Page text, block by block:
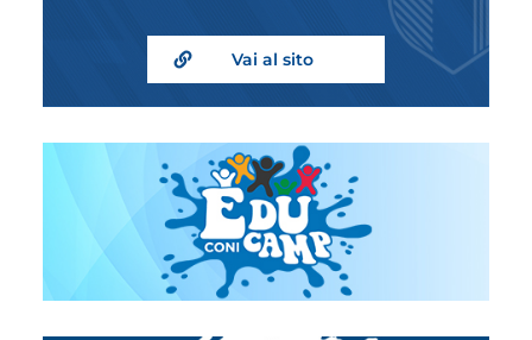
Vai al sito